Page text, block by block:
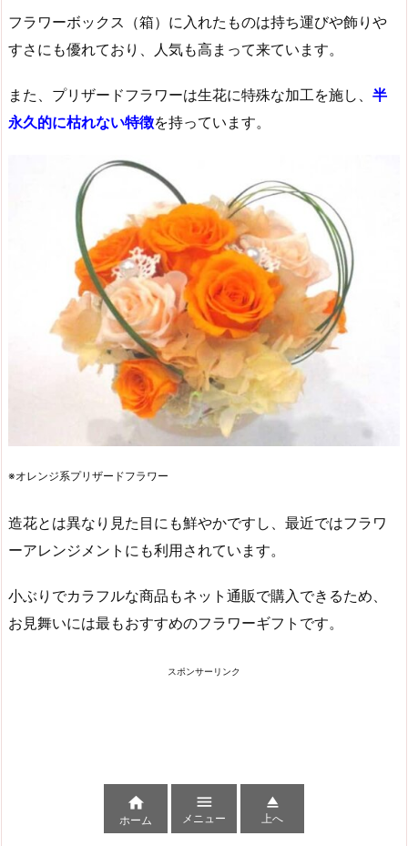
フラワーボックス（箱）に入れたものは持ち運びや飾りや
すさにも優れており、人気も高まって来ています。
また、プリザードフラワーは生花に特殊な加工を施し、 半
永久的に枯れない特徴を持っています。
※オレンジ系プリザードフラワー
造花とは異なり見た目にも鮮やかですし、最近ではフラワ
ーアレンジメントにも利用されています。
小ぶりでカラフルな商品もネット通販で購入できるため、
お見舞いには最もおすすめのフラワーギフトです。
スポンサーリンク

ホーム

メニュー

上へ